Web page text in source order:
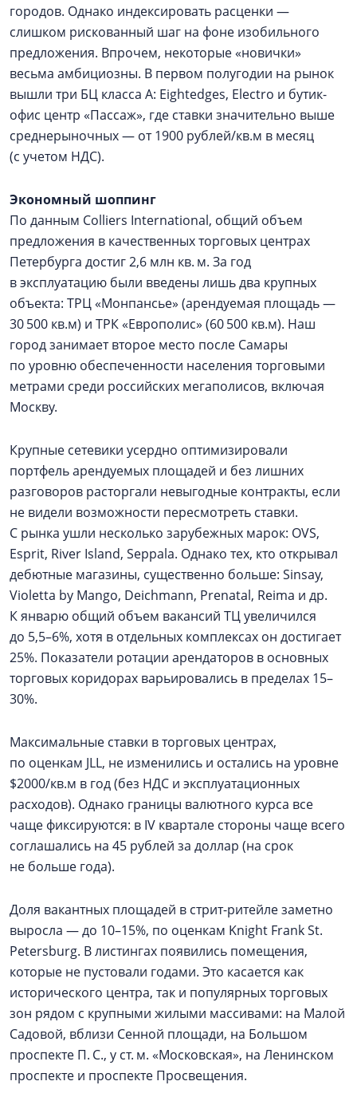
городов. Однако индексировать расценки —
слишком рискованный шаг на фоне изобильного
предложения. Впрочем, некоторые «новички»
весьма амбициозны. В первом полугодии на рынок
вышли три БЦ класса А: Eightedges, Electro и бутик-
офис центр «Пассаж», где ставки значительно выше
среднерыночных — от 1900 рублей/кв.м в месяц
(с учетом НДС).
Экономный шоппинг
По данным Colliers International, общий объем
предложения в качественных торговых центрах
Петербурга достиг 2,6 млн кв. м. За год
в эксплуатацию были введены лишь два крупных
объекта: ТРЦ «Монпансье» (арендуемая площадь —
30 500 кв.м) и ТРК «Европолис» (60 500 кв.м). Наш
город занимает второе место после Самары
по уровню обеспеченности населения торговыми
метрами среди российских мегаполисов, включая
Москву.
Крупные сетевики усердно оптимизировали
портфель арендуемых площадей и без лишних
разговоров расторгали невыгодные контракты, если
не видели возможности пересмотреть ставки.
С рынка ушли несколько зарубежных марок: OVS,
Esprit, River Island, Seppala. Однако тех, кто открывал
дебютные магазины, существенно больше: Sinsay,
Violetta by Mango, Deichmann, Prenatal, Reima и др.
К январю общий объем вакансий ТЦ увеличился
до 5,5–6%, хотя в отдельных комплексах он достигает
25%. Показатели ротации арендаторов в основных
торговых коридорах варьировались в пределах 15–
30%.
Максимальные ставки в торговых центрах,
по оценкам JLL, не изменились и остались на уровне
$2000/кв.м в год (без НДС и эксплуатационных
расходов). Однако границы валютного курса все
чаще фиксируются: в IV квартале стороны чаще всего
соглашались на 45 рублей за доллар (на срок
не больше года).
Доля вакантных площадей в стрит-ритейле заметно
выросла — до 10–15%, по оценкам Knight Frank St.
Petersburg. В листингах появились помещения,
которые не пустовали годами. Это касается как
исторического центра, так и популярных торговых
зон рядом с крупными жилыми массивами: на Малой
Садовой, вблизи Сенной площади, на Большом
проспекте П. С., у ст. м. «Московская», на Ленинском
проспекте и проспекте Просвещения.